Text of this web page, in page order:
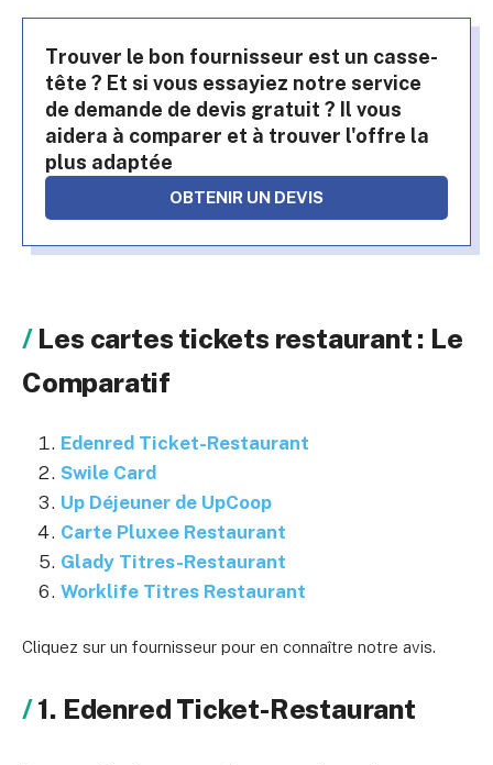
Trouver le bon fournisseur est un casse-
tête ? Et si vous essayiez notre service
de demande de devis gratuit ? Il vous
aidera à comparer et à trouver l'offre la
plus adaptée
OBTENIR UN DEVIS
Les cartes tickets restaurant : Le
Comparatif
Edenred Ticket-Restaurant
Swile Card
Up Déjeuner de UpCoop
Carte Pluxee Restaurant
Glady Titres-Restaurant
Worklife Titres Restaurant
Cliquez sur un fournisseur pour en connaître notre avis.
1. Edenred Ticket-Restaurant